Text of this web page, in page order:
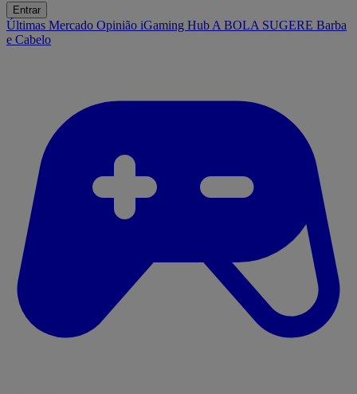
Entrar
Últimas Mercado Opinião iGaming Hub A BOLA SUGERE Barba
e Cabelo